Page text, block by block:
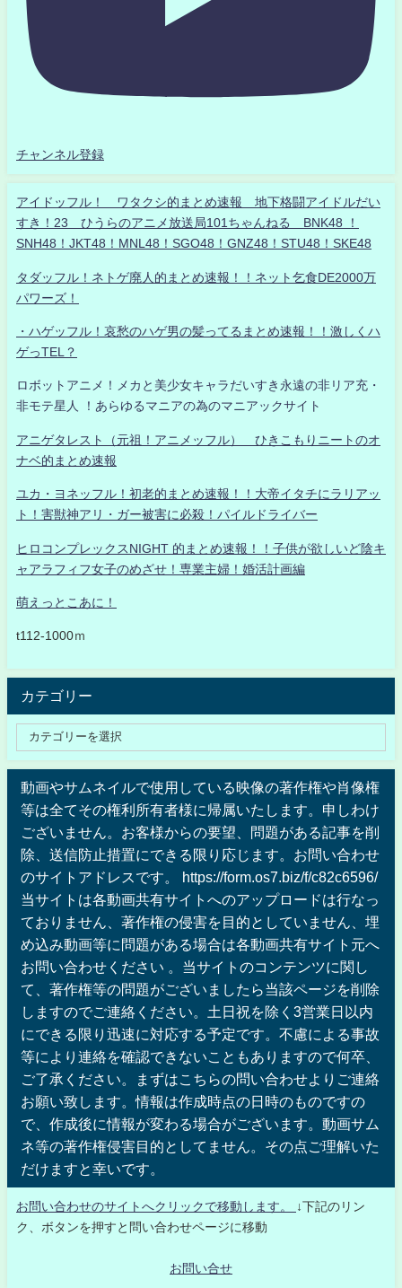
チャンネル登録
アイドッフル！ ワタクシ的まとめ速報 地下格闘アイドルだい
すき！23 ひうらのアニメ放送局101ちゃんねる BNK48 ！
SNH48！JKT48！MNL48！SGO48！GNZ48！STU48！SKE48
タダッフル！ネトゲ廃人的まとめ速報！！ネット乞食DE2000万
パワーズ！
・ハゲッフル！哀愁のハゲ男の髪ってるまとめ速報！！激しくハ
ゲっTEL？
ロボットアニメ！メカと美少女キャラだいすき永遠の非リア充・
非モテ星人 ！あらゆるマニアの為のマニアックサイト
アニゲタレスト（元祖！アニメッフル） ひきこもりニートのオ
ナベ的まとめ速報
ユカ・ヨネッフル！初老的まとめ速報！！大帝イタチにラリアッ
ト！害獣神アリ・ガー被害に必殺！パイルドライバー
ヒロコンプレックスNIGHT 的まとめ速報！！子供が欲しいど陰キ
ャアラフィフ女子のめざせ！専業主婦！婚活計画編
萌えっとこあに！
t112-1000ｍ
カテゴリー
動画やサムネイルで使用している映像の著作権や肖像権
等は全てその権利所有者様に帰属いたします。申しわけ
ございません。お客様からの要望、問題がある記事を削
除、送信防止措置にできる限り応じます。お問い合わせ
のサイトアドレスです。 https://form.os7.biz/f/c82c6596/
当サイトは各動画共有サイトへのアップロードは行なっ
ておりません、著作権の侵害を目的としていません、埋
め込み動画等に問題がある場合は各動画共有サイト元へ
お問い合わせください 。当サイトのコンテンツに関し
て、著作権等の問題がございましたら当該ページを削除
しますのでご連絡ください。土日祝を除く3営業日以内
にできる限り迅速に対応する予定です。不慮による事故
等により連絡を確認できないこともありますので何卒、
ご了承ください。まずはこちらの問い合わせよりご連絡
お願い致します。情報は作成時点の日時のものですの
で、作成後に情報が変わる場合がございます。動画サム
ネ等の著作権侵害目的としてません。その点ご理解いた
だけますと幸いです。
お問い合わせのサイトへクリックで移動します。
↓下記のリン
ク、ボタンを押すと問い合わせページに移動
お問い合せ